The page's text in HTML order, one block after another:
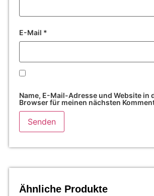
E-Mail *
Name, E-Mail-Adresse und Website in
Browser für meinen nächsten
Ähnliche Produkte